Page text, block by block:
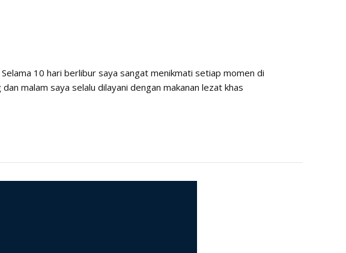
10 hari berlibur saya sangat menikmati setiap momen di
malam saya selalu dilayani dengan makanan lezat khas